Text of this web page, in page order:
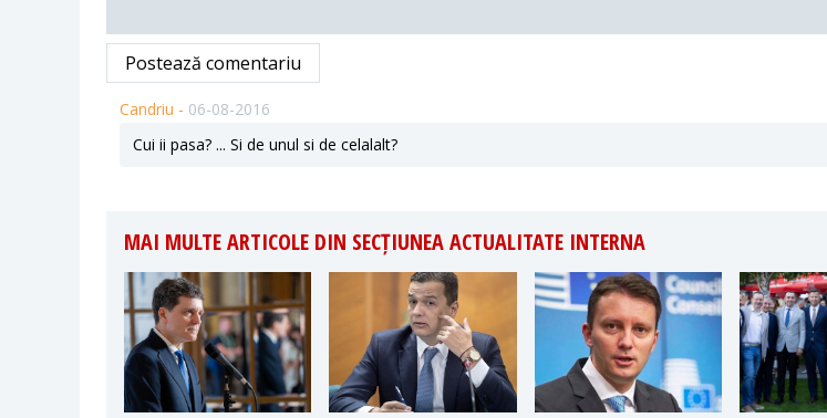
Postează comentariu
Candriu - 06-08-2016
Cui ii pasa? ... Si de unul si de celalalt?
MAI MULTE ARTICOLE DIN SECȚIUNEA ACTUALITATE INTERNA